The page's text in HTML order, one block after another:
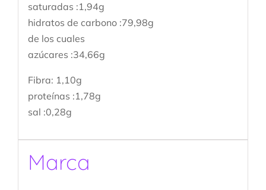
saturadas :1,94g
hidratos de carbono :79,98g
de los cuales
azúcares :34,66g
Fibra: 1,10g
proteínas :1,78g
sal :0,28g
Marca